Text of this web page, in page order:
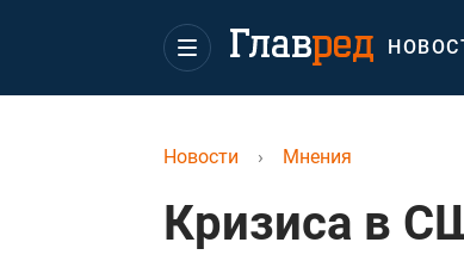
Новости › Мнения
Кризиса в